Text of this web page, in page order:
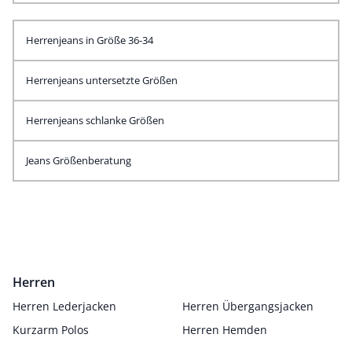
Herrenjeans in Größe 36-34
Herrenjeans untersetzte Größen
Herrenjeans schlanke Größen
Jeans Größenberatung
Herren
Herren Lederjacken
Herren Übergangsjacken
Kurzarm Polos
Herren Hemden